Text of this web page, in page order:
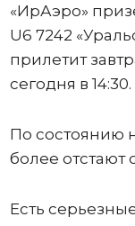
«ИрАэро»
U6 7242
прилетит
сегодня в 14:30.
По состоянию
более отстают
Есть